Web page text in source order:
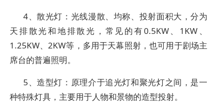
4、散光灯：光线漫散、均称、投射面积大，分为
天排散光和地排散光，常见的有0.5KW、1KW、
1.25KW、2KW等，多用于天幕照射，也可用于剧场主
席台的普遍照明。
5、造型灯：原理介于追光灯和聚光灯之间，是一
种特殊灯具，主要用于人物和景物的造型投射。